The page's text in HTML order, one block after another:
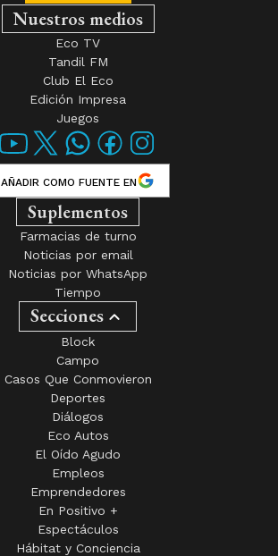
Nuestros medios
Eco TV
Tandil FM
Club El Eco
Edición Impresa
Juegos
AÑADIR COMO FUENTE EN
Suplementos
Farmacias de turno
Noticias por email
Noticias por WhatsApp
Tiempo
Secciones
Block
Campo
Casos Que Conmovieron
Deportes
Diálogos
Eco Autos
El Oído Agudo
Empleos
Emprendedores
En Positivo +
Espectáculos
Hábitat y Conciencia